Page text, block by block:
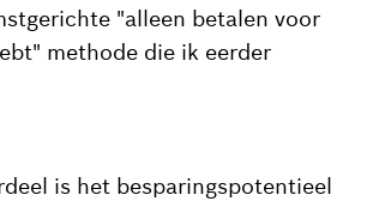
"alleen betalen voor
methode die ik eerder
is het besparingspotentieel